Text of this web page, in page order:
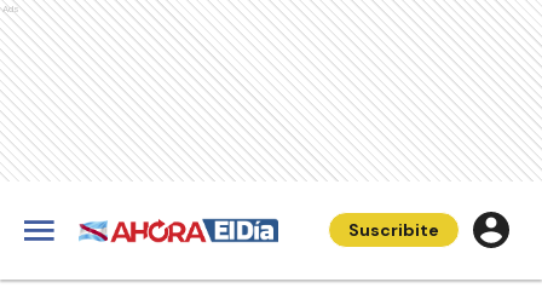
Ads
Suscribite